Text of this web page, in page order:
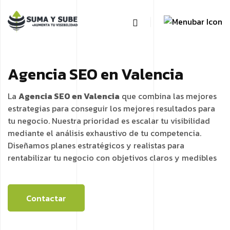
Agencia SEO en Valencia
La Agencia SEO en Valencia que combina las mejores
estrategias para conseguir los mejores resultados para
tu negocio. Nuestra prioridad es escalar tu visibilidad
mediante el análisis exhaustivo de tu competencia.
Diseñamos planes estratégicos y realistas para
rentabilizar tu negocio con objetivos claros y medibles
Contactar